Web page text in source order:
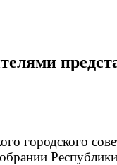
городского